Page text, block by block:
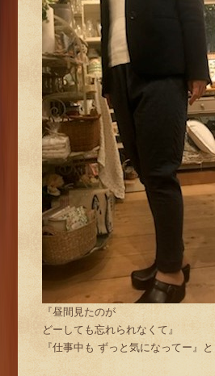
『昼間見たのが
どーしても忘れられなくて』
『仕事中も ずっと気になってー』と